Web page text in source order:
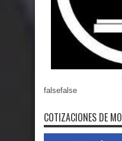
Moneda